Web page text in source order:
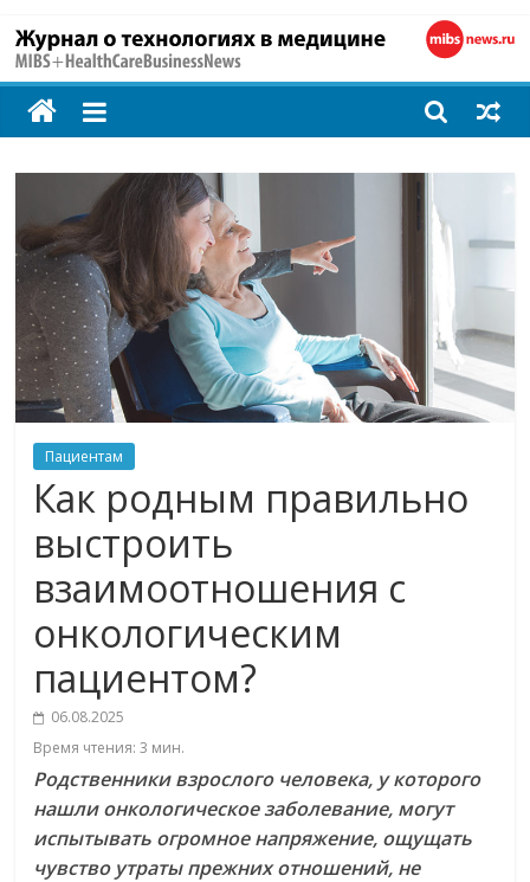
MIBS
+
Технологии
на
страже
здоровья
Пациентам
Как родным правильно
выстроить
взаимоотношения с
онкологическим
пациентом?
06.08.2025
Время чтения:3 мин.
Родственники взрослого человека, у которого
нашли онкологическое заболевание, могут
испытывать огромное напряжение, ощущать
чувство утраты прежних отношений, не